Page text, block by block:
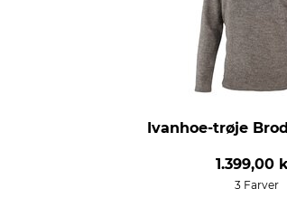
Ivanhoe-trøje
1.399,00
3 Farver